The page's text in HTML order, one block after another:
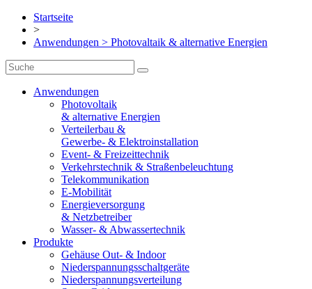
Startseite
>
Anwendungen > Photovaltaik & alternative Energien
Anwendungen
Photovoltaik
& alternative Energien
Verteilerbau &
Gewerbe- & Elektroinstallation
Event- & Freizeittechnik
Verkehrstechnik & Straßenbeleuchtung
Telekommunikation
E-Mobilität
Energieversorgung
& Netzbetreiber
Wasser- & Abwassertechnik
Produkte
Gehäuse Out- & Indoor
Niederspannungsschaltgeräte
Niederspannungsverteilung